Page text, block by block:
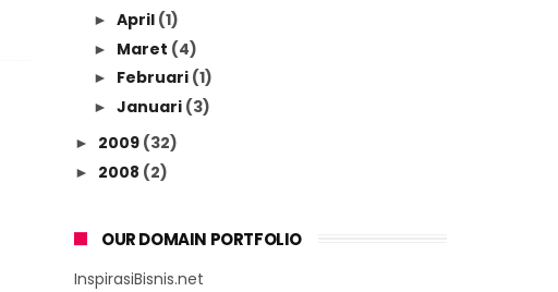
► April (1)
► Maret (4)
► Februari (1)
► Januari (3)
► 2009 (32)
► 2008 (2)
OUR DOMAIN PORTFOLIO
InspirasiBisnis.net